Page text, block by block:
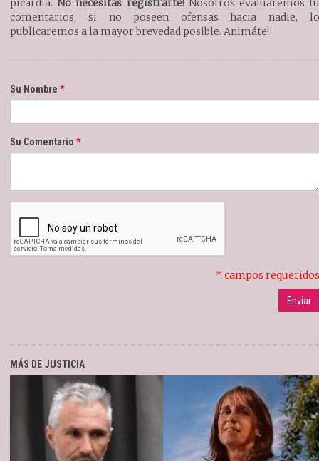
picardía.No necesitás registrarte!Nosotros evaluaremos tu
comentarios, si no poseen ofensas hacia nadie, lo
publicaremos a la mayor brevedad posible. Animáte!
Su Nombre
Su Comentario
* campos requeridos
MÁS DE JUSTICIA